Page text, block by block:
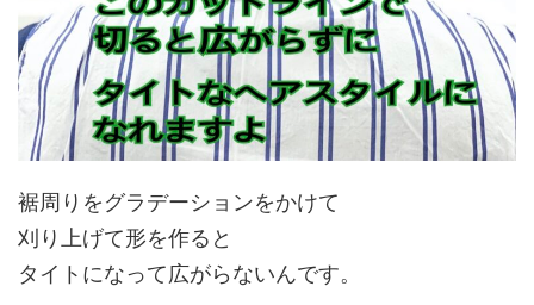
裾周りをグラデーションをかけて
刈り上げて形を作ると
タイトになって広がらないんです。